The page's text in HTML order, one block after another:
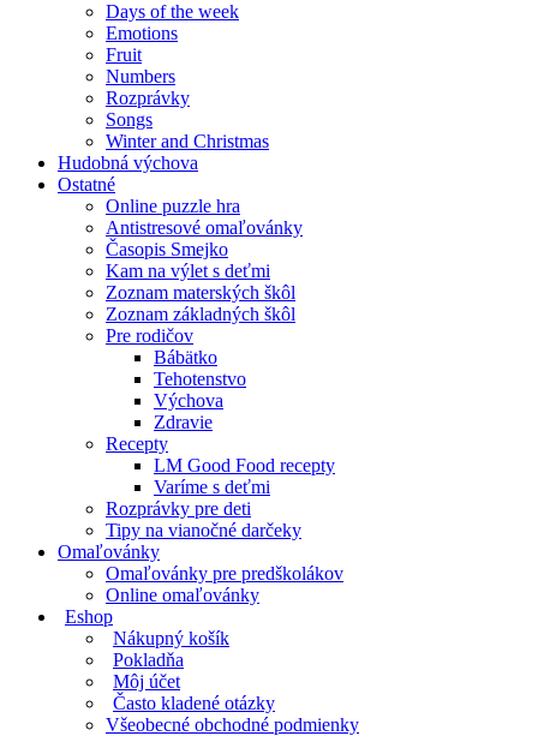
Days of the week
Emotions
Fruit
Numbers
Rozprávky
Songs
Winter and Christmas
Hudobná výchova
Ostatné
Online puzzle hra
Antistresové omaľovánky
Časopis Smejko
Kam na výlet s deťmi
Zoznam materských škôl
Zoznam základných škôl
Pre rodičov
Bábätko
Tehotenstvo
Výchova
Zdravie
Recepty
LM Good Food recepty
Varíme s deťmi
Rozprávky pre deti
Tipy na vianočné darčeky
Omaľovánky
Omaľovánky pre predškolákov
Online omaľovánky
Eshop
Nákupný košík
Pokladňa
Môj účet
Často kladené otázky
Všeobecné obchodné podmienky